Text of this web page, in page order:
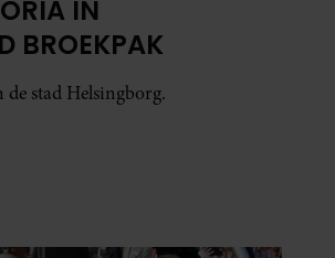
IN
BROEKPAK
de stad Helsingborg.